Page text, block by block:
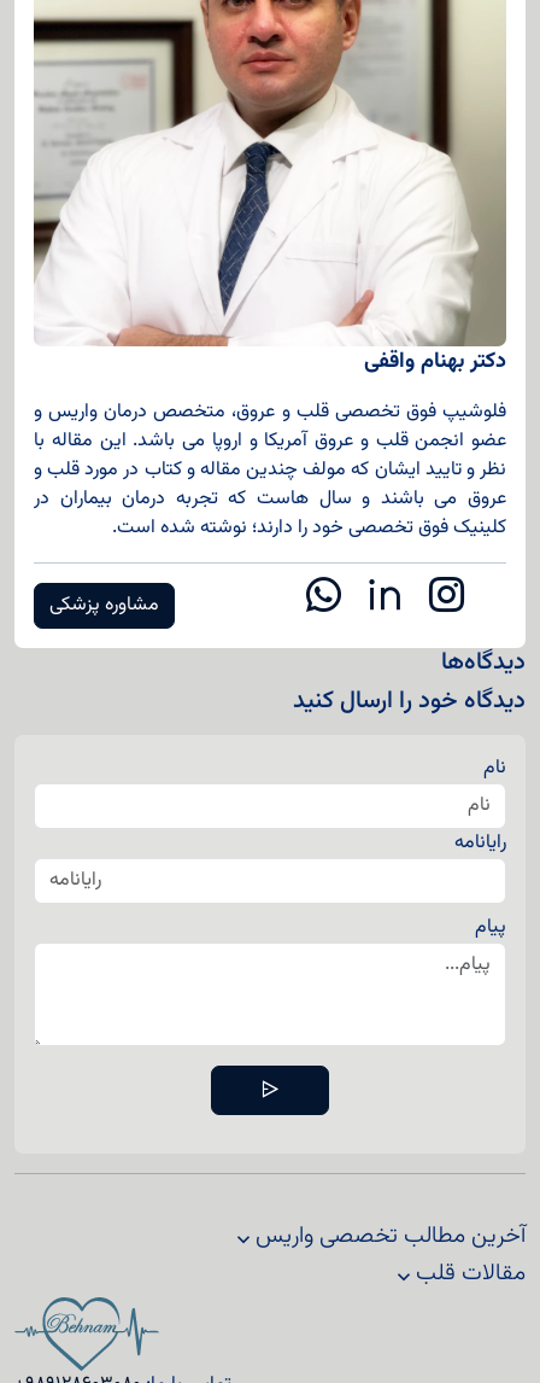
دکتر بهنام واقفی
فلوشیپ فوق تخصصی قلب و عروق، متخصص درمان واریس و
عضو انجمن قلب و عروق آمریکا و اروپا می باشد. این مقاله با
نظر و تایید ایشان که مولف چندین مقاله و کتاب در مورد قلب و
عروق می باشند و سال هاست که تجربه درمان بیماران در
کلینیک فوق تخصصی خود را دارند؛ نوشته شده است.
مشاوره پزشکی
دیدگاه‌ها
دیدگاه خود را ارسال کنید
نام
رایانامه
پیام
آخرین مطالب تخصصی واریس
مقالات قلب